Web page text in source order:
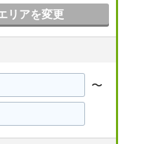
リアを変更
〜